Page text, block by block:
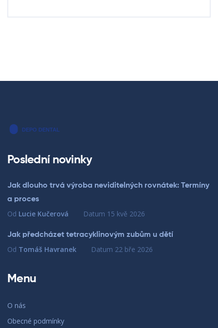
Poslední novinky
Jak dlouho trvá výroba neviditelných rovnátek: Termíny
a proces
Od Lucie Kučerová Datum 15 kvě 2026
Jak předcházet tetracyklinovým zubům u dětí
Od Tomáš Havranek Datum 22 bře 2026
Menu
O nás
Obecné podmínky